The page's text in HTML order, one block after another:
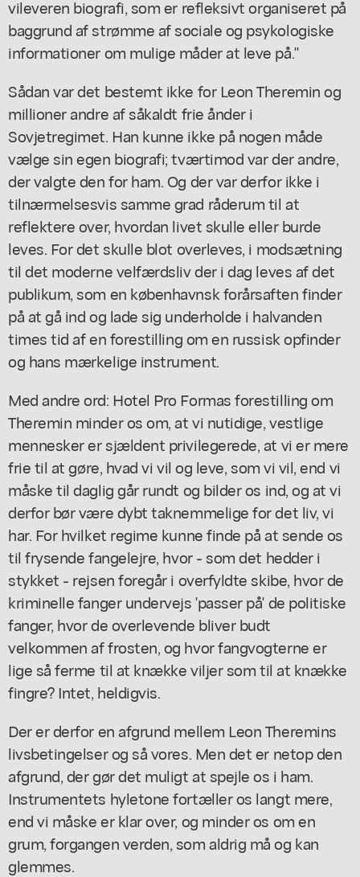
vileveren biografi, som er refleksivt organiseret på
baggrund af strømme af sociale og psykologiske
informationer om mulige måder at leve på."
Sådan var det bestemt ikke for Leon Theremin og
millioner andre af såkaldt frie ånder i
Sovjetregimet. Han kunne ikke på nogen måde
vælge sin egen biografi; tværtimod var der andre,
der valgte den for ham. Og der var derfor ikke i
tilnærmelsesvis samme grad råderum til at
reflektere over, hvordan livet skulle eller burde
leves. For det skulle blot overleves, i modsætning
til det moderne velfærdsliv der i dag leves af det
publikum, som en københavnsk forårsaften finder
på at gå ind og lade sig underholde i halvanden
times tid af en forestilling om en russisk opfinder
og hans mærkelige instrument.
Med andre ord: Hotel Pro Formas forestilling om
Theremin minder os om, at vi nutidige, vestlige
mennesker er sjældent privilegerede, at vi er mere
frie til at gøre, hvad vi vil og leve, som vi vil, end vi
måske til daglig går rundt og bilder os ind, og at vi
derfor bør være dybt taknemmelige for det liv, vi
har. For hvilket regime kunne finde på at sende os
til frysende fangelejre, hvor - som det hedder i
stykket - rejsen foregår i overfyldte skibe, hvor de
kriminelle fanger undervejs 'passer på' de politiske
fanger, hvor de overlevende bliver budt
velkommen af frosten, og hvor fangvogterne er
lige så ferme til at knække viljer som til at knække
fingre? Intet, heldigvis.
Der er derfor en afgrund mellem Leon Theremins
livsbetingelser og så vores. Men det er netop den
afgrund, der gør det muligt at spejle os i ham.
Instrumentets hyletone fortæller os langt mere,
end vi måske er klar over, og minder os om en
grum, forgangen verden, som aldrig må og kan
glemmes.